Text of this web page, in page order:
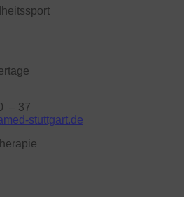
– 37
stuttgart.de